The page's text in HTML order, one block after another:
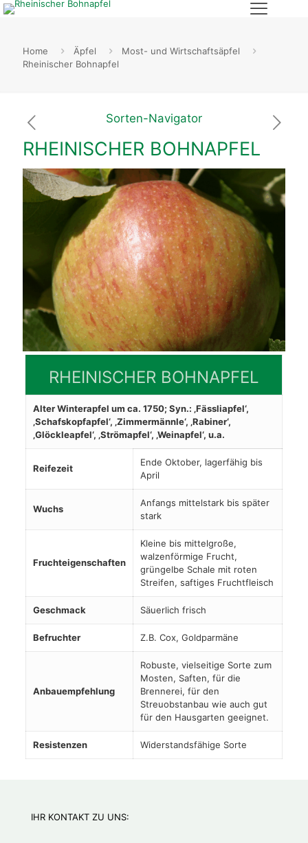
Home Äpfel
Most- und Wirtschaftsäpfel
Rheinischer Bohnapfel
Sorten-Navigator
RHEINISCHER BOHNAPFEL
RHEINISCHER BOHNAPFEL
Alter Winterapfel um ca. 1750; Syn.: ‚Fässliapfel‘,
‚Schafskopfapfel‘, ‚Zimmermännle‘, ‚Rabiner‘,
‚Glöckleapfel‘, ‚Strömapfel‘, ‚Weinapfel‘, u.a.
Reifezeit
Ende Oktober, lagerfähig bis
April
Wuchs
Anfangs mittelstark bis später
stark
Fruchteigenschaften
Kleine bis mittelgroße,
walzenförmige Frucht,
grüngelbe Schale mit roten
Streifen, saftiges Fruchtfleisch
Geschmack Säuerlich frisch
Befruchter Z.B. Cox, Goldparmäne
Anbauempfehlung
Robuste, vielseitige Sorte zum
Mosten, Saften, für die
Brennerei, für den
Streuobstanbau wie auch gut
für den Hausgarten geeignet.
Resistenzen Widerstandsfähige Sorte
IHR KONTAKT ZU UNS: